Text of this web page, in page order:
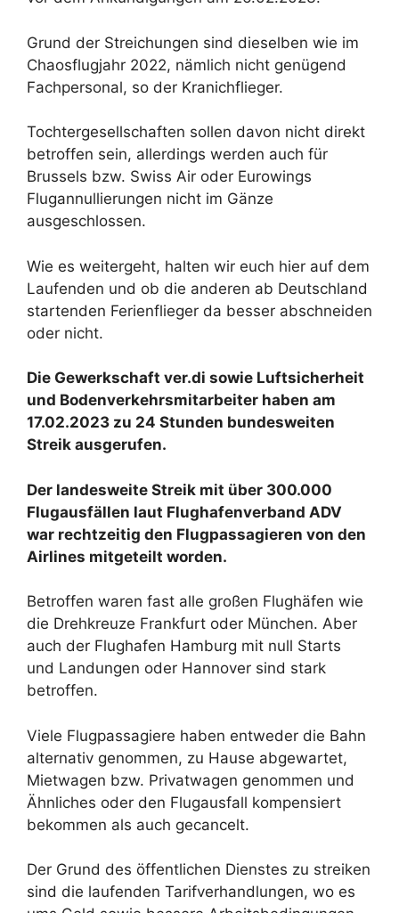
Grund der Streichungen sind dieselben wie im
Chaosflugjahr 2022, nämlich nicht genügend
Fachpersonal, so der Kranichflieger.
Tochtergesellschaften sollen davon nicht direkt
betroffen sein, allerdings werden auch für
Brussels bzw. Swiss Air oder Eurowings
Flugannullierungen nicht im Gänze
ausgeschlossen.
Wie es weitergeht, halten wir euch hier auf dem
Laufenden und ob die anderen ab Deutschland
startenden Ferienflieger da besser abschneiden
oder nicht.
Die Gewerkschaft ver.di sowie Luftsicherheit
und Bodenverkehrsmitarbeiter haben am
17.02.2023 zu 24 Stunden bundesweiten
Streik ausgerufen.
Der landesweite Streik mit über 300.000
Flugausfällen laut Flughafenverband ADV
war rechtzeitig den Flugpassagieren von den
Airlines mitgeteilt worden.
Betroffen waren fast alle großen Flughäfen wie
die Drehkreuze Frankfurt oder München. Aber
auch der Flughafen Hamburg mit null Starts
und Landungen oder Hannover sind stark
betroffen.
Viele Flugpassagiere haben entweder die Bahn
alternativ genommen, zu Hause abgewartet,
Mietwagen bzw. Privatwagen genommen und
Ähnliches oder den Flugausfall kompensiert
bekommen als auch gecancelt.
Der Grund des öffentlichen Dienstes zu streiken
sind die laufenden Tarifverhandlungen, wo es